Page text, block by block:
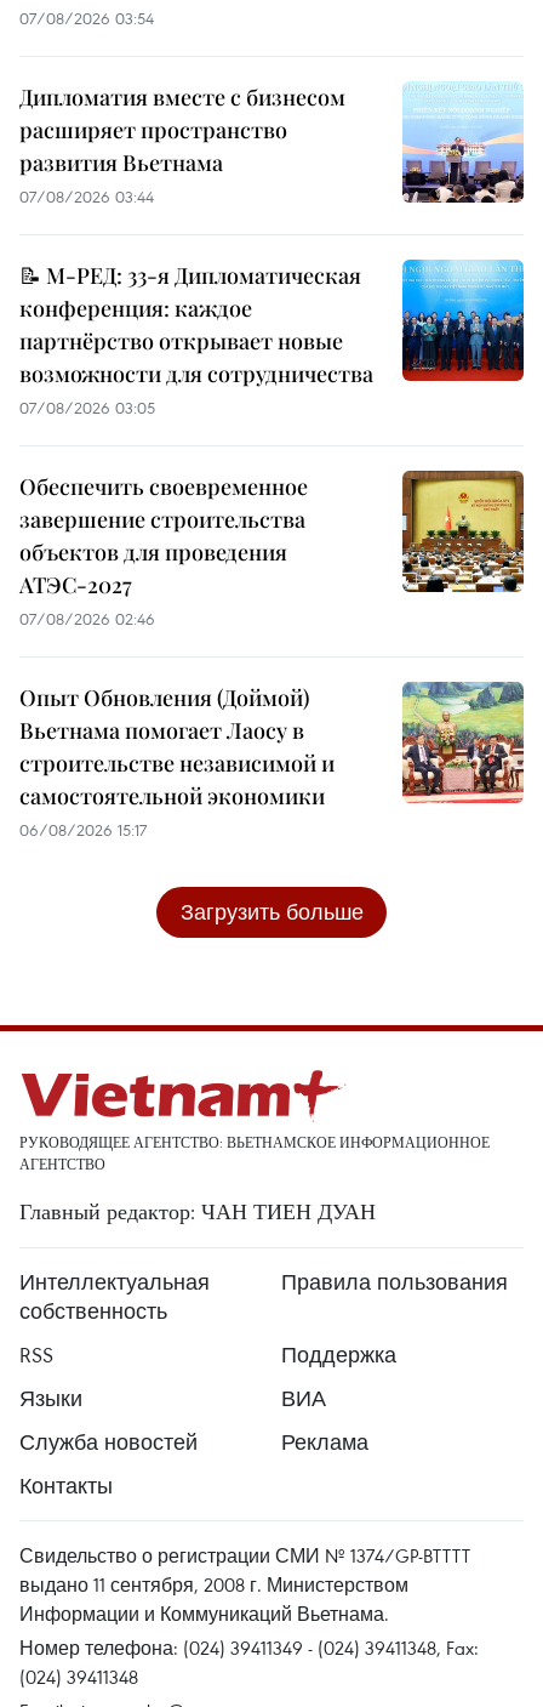
07/08/2026 03:54
Дипломатия вместе с бизнесом
расширяет пространство
развития Вьетнама
07/08/2026 03:44
📝 М-РЕД: 33-я Дипломатическая
конференция: каждое
партнёрство открывает новые
возможности для сотрудничества
07/08/2026 03:05
Обеспечить своевременное
завершение строительства
объектов для проведения
АТЭС-2027
07/08/2026 02:46
Опыт Обновления (Доймой)
Вьетнама помогает Лаосу в
строительстве независимой и
самостоятельной экономики
06/08/2026 15:17
Загрузить больше
РУКОВОДЯЩЕЕ АГЕНТСТВО: ВЬЕТНАМСКОЕ ИНФОРМАЦИОННОЕ
АГЕНТСТВО
Главный редактор: ЧАН ТИЕН ДУАН
Интеллектуальная
собственность
Правила пользования
RSS
Поддержка
Языки
ВИА
Служба новостей
Реклама
Контакты
Свидельство о регистрации СМИ № 1374/GP-BTTTT
выдано 11 сентября, 2008 г. Министерством
Информации и Коммуникаций Вьетнама.
Номер телефона: (024) 39411349 - (024) 39411348, Fax:
(024) 39411348